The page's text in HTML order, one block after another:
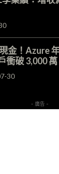
金！Azure
衝破 3,000 萬
30
- 廣告 -